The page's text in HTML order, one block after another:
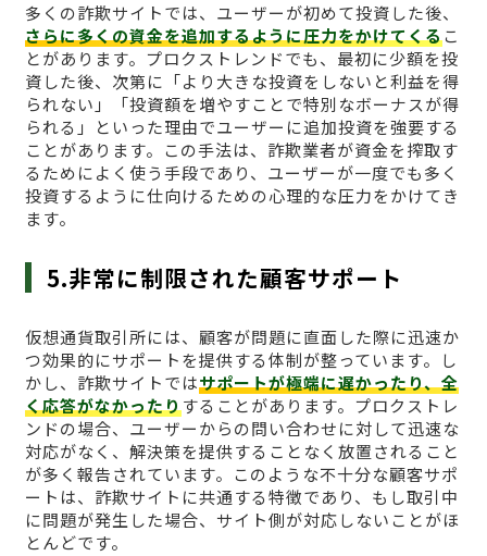
多くの詐欺サイトでは、ユーザーが初めて投資した後、
さらに多くの資金を追加するように圧力をかけてくるこ
とがあります。プロクストレンドでも、最初に少額を投
資した後、次第に「より大きな投資をしないと利益を得
られない」「投資額を増やすことで特別なボーナスが得
られる」といった理由でユーザーに追加投資を強要する
ことがあります。この手法は、詐欺業者が資金を搾取す
るためによく使う手段であり、ユーザーが一度でも多く
投資するように仕向けるための心理的な圧力をかけてき
ます。
5.非常に制限された顧客サポート
仮想通貨取引所には、顧客が問題に直面した際に迅速か
つ効果的にサポートを提供する体制が整っています。し
かし、詐欺サイトではサポートが極端に遅かったり、全
く応答がなかったりすることがあります。プロクストレ
ンドの場合、ユーザーからの問い合わせに対して迅速な
対応がなく、解決策を提供することなく放置されること
が多く報告されています。このような不十分な顧客サポ
ートは、詐欺サイトに共通する特徴であり、もし取引中
に問題が発生した場合、サイト側が対応しないことがほ
とんどです。